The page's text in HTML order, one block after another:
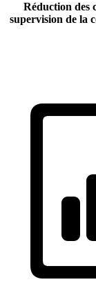
Réduction des
supervision de la